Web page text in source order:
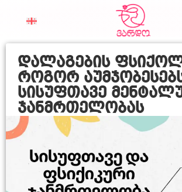
დალაგების
როგორ
სისუფთავე
ჯანმრთელობას